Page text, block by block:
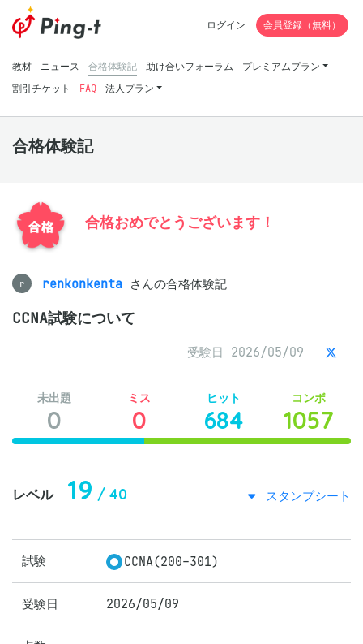
教材 ニュース 合格体験記 助け合いフォーラム
プレミアムプラン
割引チケット
FAQ 法人プラン
ログイン 会員登録（無料）
合格体験記
合格おめでとうございます！
r renkonkenta さんの合格体験記
CCNA試験について
受験日 2026/05/09
未出題
0
ミス
0
ヒット
684
コンボ
1057
レベル 19 / 40 スタンプシート
試験 CCNA(200-301)
受験日 2026/05/09